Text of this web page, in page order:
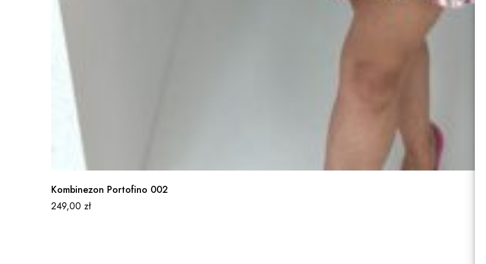
Kombinezon Portofino 002
249,00 zł